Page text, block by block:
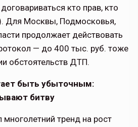
кто прав, кто
Для Москвы, Подмосковья,
продолжает действовать
— до 400 тыс. руб. тоже
обстоятельств ДТП.
быть убыточным:
битву
многолетний тренд на рост